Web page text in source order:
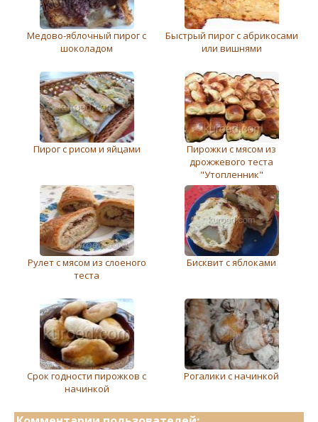
Медово-яблочный пирог с
шоколадом
Быстрый пирог с абрикосами
или вишнями
Пирог с рисом и яйцами
Пирожки с мясом из
дрожжевого теста
"Утопленник"
Рулет с мясом из слоеного
теста
Бисквит с яблоками
Срок годности пирожков с
начинкой
Рогалики с начинкой